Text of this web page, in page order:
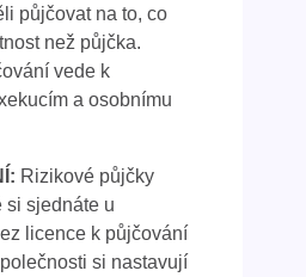
půjčovat na to, co
než půjčka.
vede k
a osobnímu
Rizikové půjčky
si sjednáte u
licence k půjčování
si nastavují